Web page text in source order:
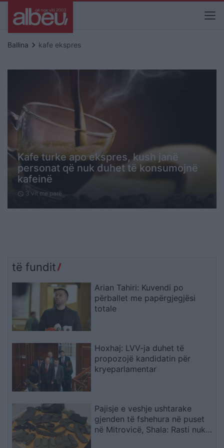
Ballina keyboard_arrow_right kafe ekspres
Kafe turke apo ekspres, kush janë
personat që nuk duhet të konsumojnë
kafeinë
schedule 3 vit me parë
të fundit
Arian Tahiri: Kuvendi po
përballet me papërgjegjësi
totale
Hoxhaj: LVV-ja duhet të
propozojë kandidatin për
kryeparlamentar
Pajisje e veshje ushtarake
gjenden të fshehura në puset
në Mitrovicë, Shala: Rasti nuk